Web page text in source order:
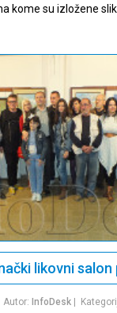
kome su izložene
likovni salon
| Autor: InfoDesk |